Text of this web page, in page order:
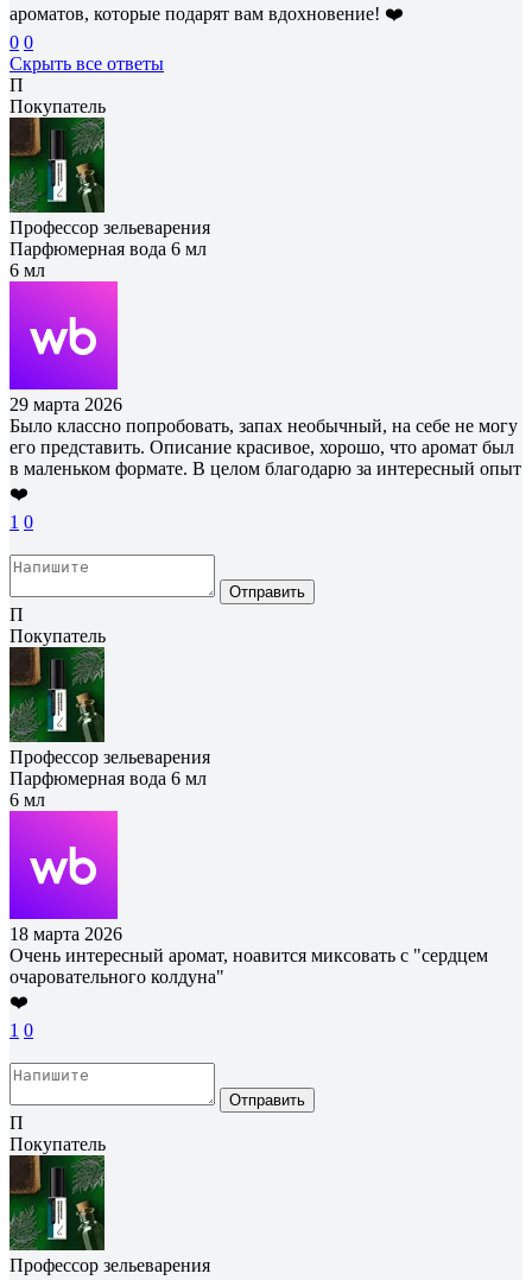
ароматов, которые подарят вам вдохновение! ❤️
0 0
Скрыть все ответы
П
Покупатель
Профессор зельеварения
Парфюмерная вода 6 мл
6 мл
29 марта 2026
Было классно попробовать, запах необычный, на себе не могу
его представить. Описание красивое, хорошо, что аромат был
в маленьком формате. В целом благодарю за интересный опыт
❤️
1 0
Отправить
П
Покупатель
Профессор зельеварения
Парфюмерная вода 6 мл
6 мл
18 марта 2026
Очень интересный аромат, ноавится миксовать с "сердцем
очаровательного колдуна"
❤️
1 0
Отправить
П
Покупатель
Профессор зельеварения